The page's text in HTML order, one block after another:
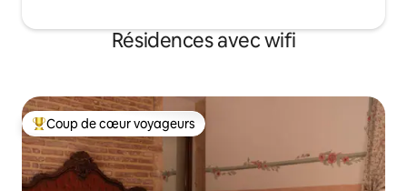
Résidences avec wifi
Coups de cœur voyageurs les plus appréciés
Coup de cœur voyageurs